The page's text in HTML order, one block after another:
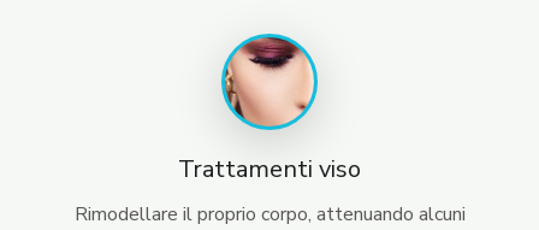
Trattamenti viso
Rimodellare il proprio corpo, attenuando alcuni